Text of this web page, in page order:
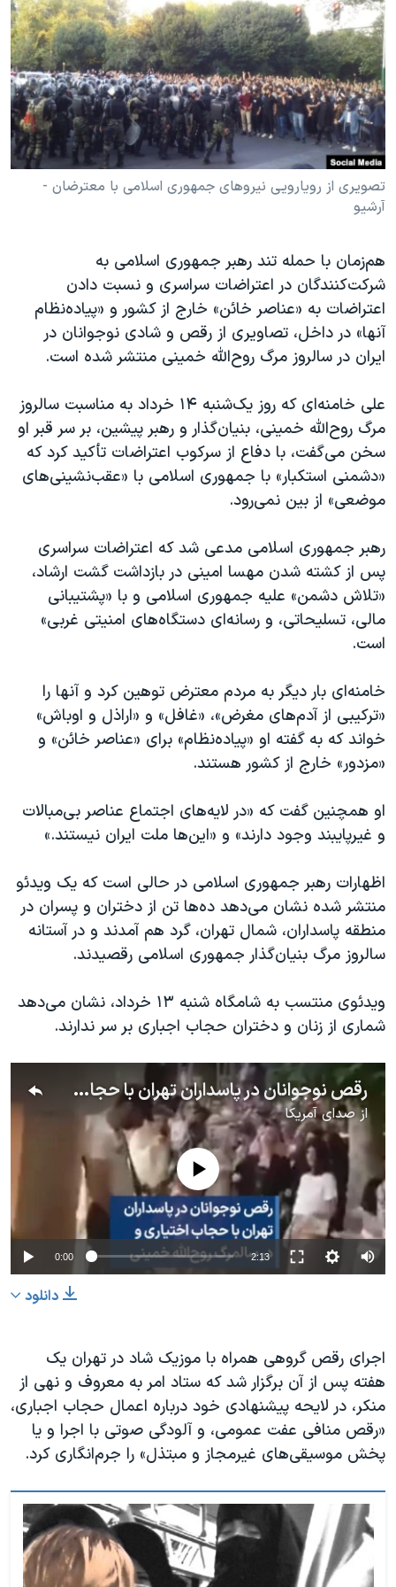
فرهنگ و زندگی
حقوق شهروندی
اقتصادی
علم و فناوری
اسرائیل در جنگ
آرشیو پخش زنده
مستندها
انتخابات ریاست جمهوری آمریکا ۲۰۲۴
حمله جمهوری اسلامی به اسرائیل
رمز مهسا
ورزش زنان در ایران
مجموعه مستندهای دادخواهی
دادگاه حمید نوری
چهل سال گروگان‌گیری
قانون شفافیت دارائی کادر رهبری ایران
اعتراضات مردمی آبان ۹۸
اسرائیل در جنگ
نرگس محمدی برنده جایزه نوبل صلح
همایش محافظه‌کاران آمریکا «سی‌پک»
صفحه‌های ویژه
دنبال کنید
زبانهای مختلف
تصویری از رویارویی نیروهای جمهوری اسلامی با معترضان -
آرشیو
هم‌زمان با حمله تند رهبر جمهوری اسلامی به
شرکت‌کنندگان در اعتراضات سراسری و نسبت دادن
اعتراضات به «عناصر خائن» خارج از کشور و «پیاده‌نظام
آنها» در داخل، تصاویری از رقص و شادی نوجوانان در
ایران در سالروز مرگ روح‌الله خمینی منتشر شده است.
علی خامنه‌ای که روز یک‌شنبه ۱۴ خرداد به مناسبت سالروز
مرگ روح‌الله خمینی، بنیان‌گذار و رهبر پیشین، بر سر قبر او
سخن می‌گفت، با دفاع از سرکوب اعتراضات تأکید کرد که
«دشمنی استکبار» با جمهوری اسلامی با «عقب‌نشینی‌های
موضعی» از بین نمی‌رود.
رهبر جمهوری اسلامی مدعی شد که اعتراضات سراسری
پس از کشته شدن مهسا امینی در بازداشت گشت ارشاد،
«تلاش دشمن» علیه جمهوری اسلامی و با «پشتیبانی
مالی، تسلیحاتی، و رسانه‌ای دستگاه‌های امنیتی غربی»
است.
خامنه‌ای بار دیگر به مردم معترض توهین کرد و آنها را
«ترکیبی از آدم‌های مغرض»، «غافل» و «اراذل و اوباش»
خواند که به گفته او «پیاده‌نظام» برای «عناصر خائن» و
«مزدور» خارج از کشور هستند.
او همچنین گفت که «در لایه‌های اجتماع عناصر بی‌مبالات
و غیرپایبند وجود دارند» و «این‌ها ملت ایران نیستند.»
اظهارات رهبر جمهوری اسلامی در حالی است که یک ویدئو
منتشر شده نشان می‌دهد ده‌ها تن از دختران و پسران در
منطقه پاسداران، شمال تهران، گرد هم آمدند و در آستانه
سالروز مرگ بنیان‌گذار جمهوری اسلامی رقصیدند.
ویدئوی منتسب به شامگاه شنبه ۱۳ خرداد، نشان می‌دهد
شماری از زنان و دختران حجاب اجباری بر سر ندارند.
رقص نوجوانان در پاسداران تهران با حجاب اختیاری و در سالمرگ روح‌الله خمینی
ازصدای آمریکا
No media source currently available
0:00 2:13
دانلود
اجرای رقص گروهی همراه با موزیک شاد در تهران یک
هفته پس از آن برگزار شد که ستاد امر به معروف و نهی از
منکر، در لایحه پیشنهادی خود درباره اعمال حجاب اجباری،
«رقص منافی عفت عمومی، و آلودگی صوتی با اجرا و یا
پخش موسیقی‌های غیرمجاز و مبتذل» را جرم‌انگاری کرد.